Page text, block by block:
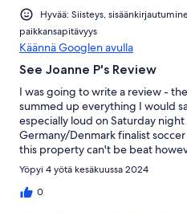
Hyvää: Siisteys,
paikkansapitävyys
Käännä Googlen avulla
See Joanne P's Review
I was going to write a review -
summed up everything I would
especially loud on Saturday
Germany/Denmark finalist
this property can't be beat
Yöpyi 4 yötä kesäkuussa 2024
0